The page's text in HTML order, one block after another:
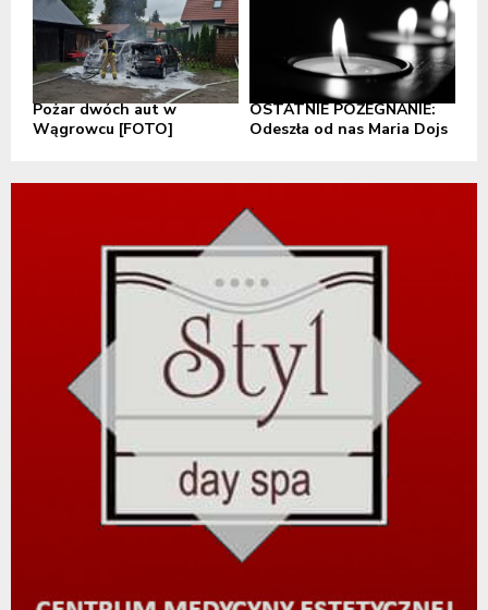
Pożar dwóch aut w
Wągrowcu [FOTO]
OSTATNIE POŻEGNANIE:
Odeszła od nas Maria Dojs